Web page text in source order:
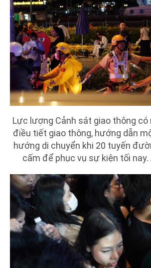
Lực lượng Cảnh sát giao thông
điều tiết giao thông, hướng dẫn
hướng di chuyển khi 20 tuyến
cấm để phục vụ sự kiện tối nay.